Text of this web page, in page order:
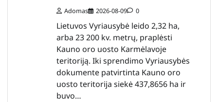
Adomas 2026-08-09 0
Lietuvos Vyriausybė leido 2,32 ha,
arba 23 200 kv. metrų, praplėsti
Kauno oro uosto Karmėlavoje
teritoriją. Iki sprendimo Vyriausybės
dokumente patvirtinta Kauno oro
uosto teritorija siekė 437,8656 ha ir
buvo…